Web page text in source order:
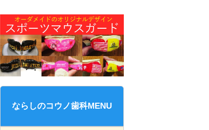
ならしのコウノ歯科MENU